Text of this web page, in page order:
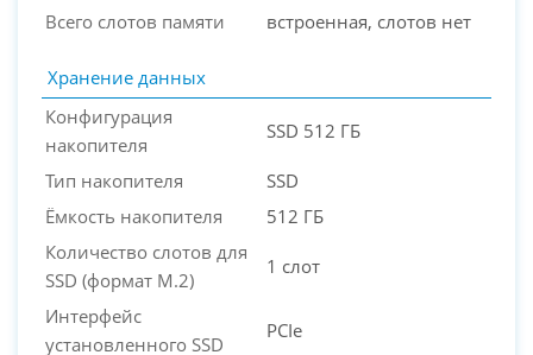
Всего слотов памяти встроенная, слотов нет
Хранение данных
Конфигурация
накопителя
SSD 512 ГБ
Тип накопителя
SSD
Ёмкость накопителя
512 ГБ
Количество слотов для
SSD (формат M.2)
1 слот
Интерфейс
установленного SSD
PCIe